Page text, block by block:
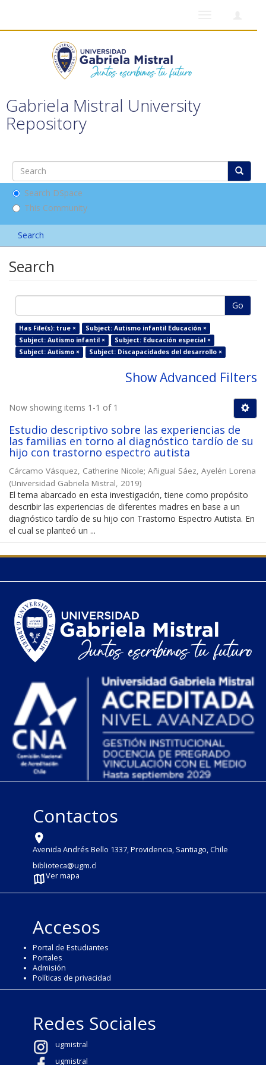
Gabriela Mistral University
Repository
Search DSpace
This Community
Search
Search
Go
Has File(s): true ×
Subject: Autismo infantil Educación ×
Subject: Autismo infantil ×
Subject: Educación especial ×
Subject: Autismo ×
Subject: Discapacidades del desarrollo ×
Show Advanced Filters
Now showing items 1-1 of 1
Estudio descriptivo sobre las experiencias de
las familias en torno al diagnóstico tardío de su
hijo con trastorno espectro autista
Cárcamo Vásquez, Catherine Nicole; Añigual Sáez, Ayelén Lorena
(Universidad Gabriela Mistral, 2019)
El tema abarcado en esta investigación, tiene como propósito
describir las experiencias de diferentes madres en base a un
diagnóstico tardío de su hijo con Trastorno Espectro Autista. En
el cual se planteó un ...
Contactos
Avenida Andrés Bello 1337, Providencia, Santiago, Chile
biblioteca@ugm.cl
Ver mapa
Accesos
Portal de Estudiantes
Portales
Admisión
Políticas de privacidad
Redes Sociales
ugmistral
ugmistral